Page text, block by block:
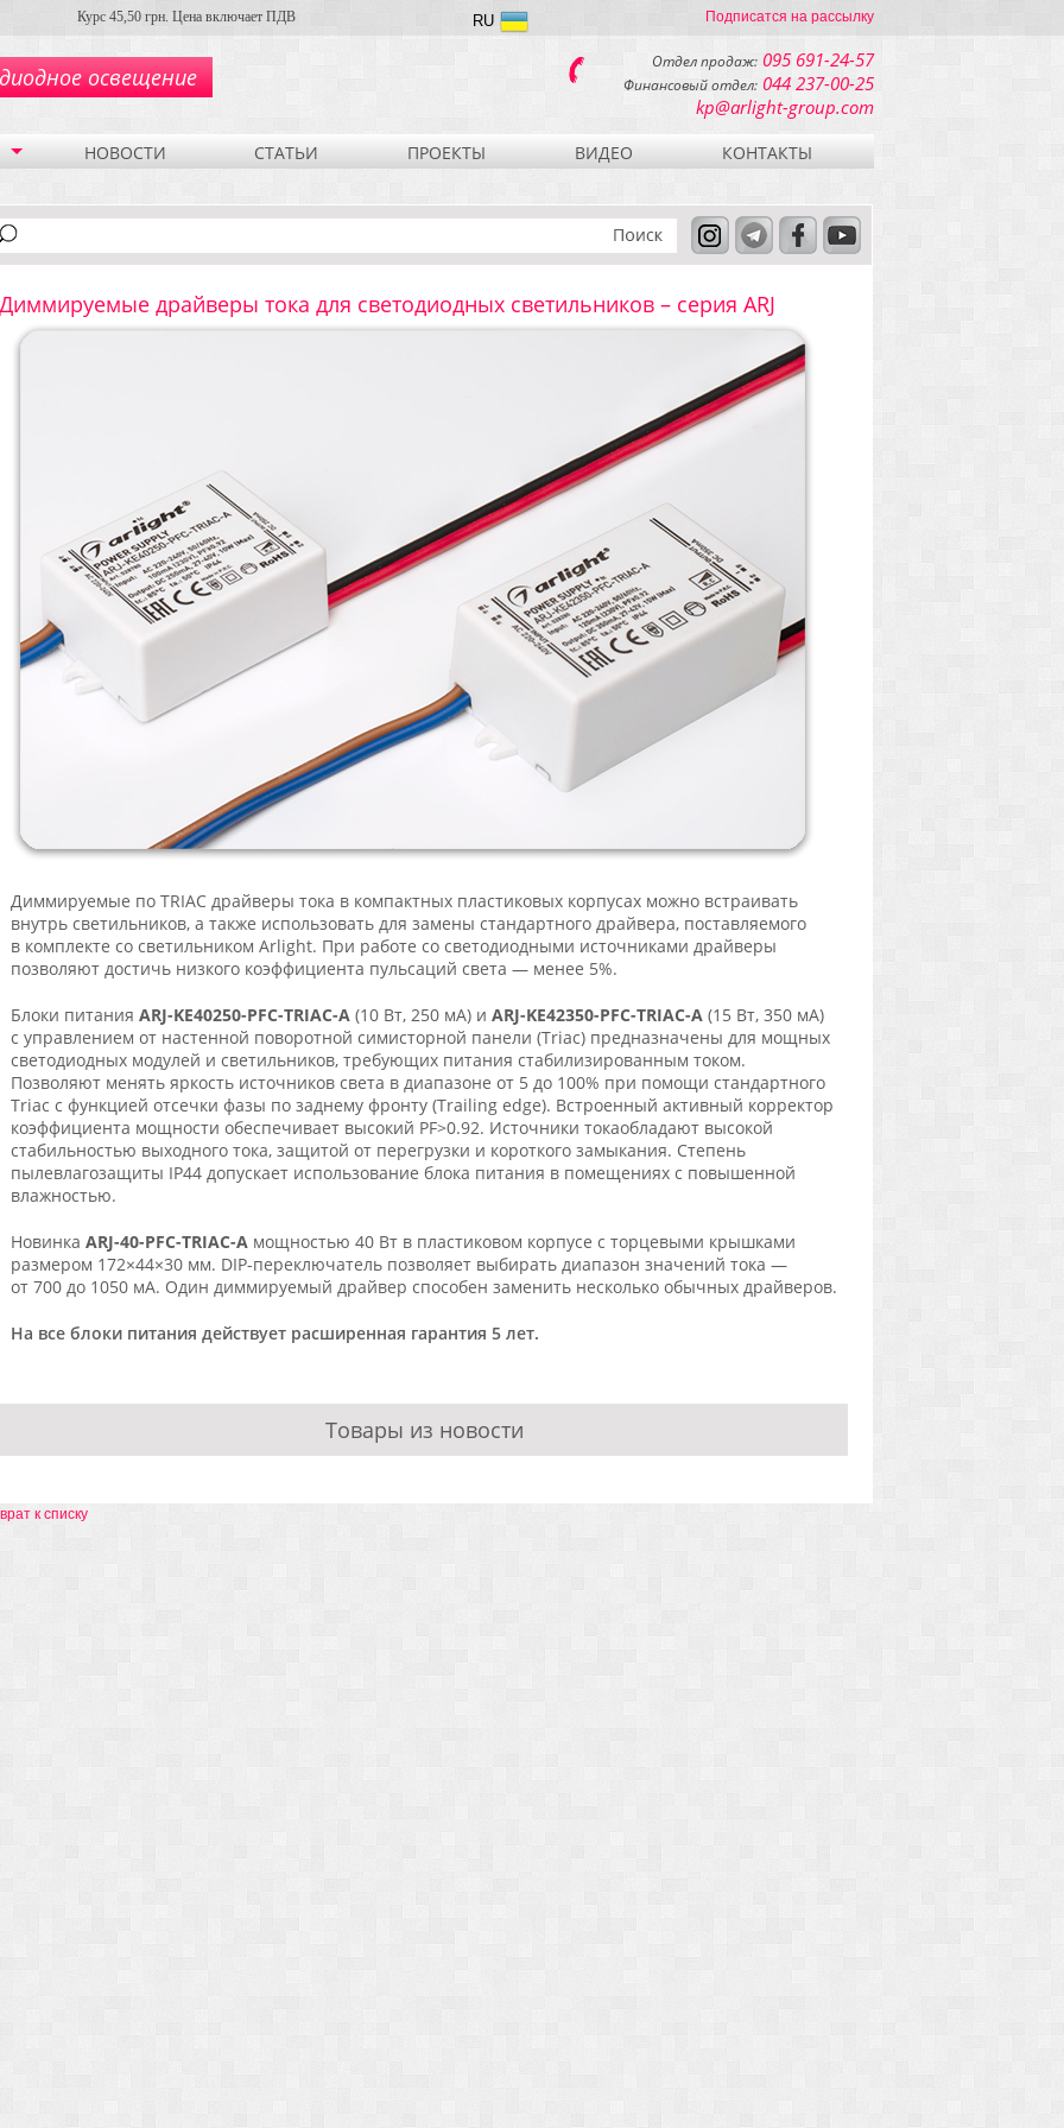
Курс 45,50 грн. Цена включает ПДВ Подписатся на рассылку
RU
освещение
Отдел продаж: 095 691-24-57
Финансовый отдел: 044 237-00-25
kp@arlight-group.com
НОВОСТИ СТАТЬИ ПРОЕКТЫ ВИДЕО КОНТАКТЫ
Диммируемые драйверы тока для светодиодных светильников – серия ARJ
Диммируемые по TRIAC драйверы тока в компактных пластиковых корпусах можно встраивать
внутрь светильников, а также использовать для замены стандартного драйвера, поставляемого
в комплекте со светильником Arlight. При работе со светодиодными источниками драйверы
позволяют достичь низкого коэффициента пульсаций света — менее 5%.
Блоки питания ARJ-KE40250-PFC-TRIAC-A (10 Вт, 250 мА) и ARJ-KE42350-PFC-TRIAC-A (15 Вт, 350 мА)
с управлением от настенной поворотной симисторной панели (Triac) предназначены для мощных
светодиодных модулей и светильников, требующих питания стабилизированным током.
Позволяют менять яркость источников света в диапазоне от 5 до 100% при помощи стандартного
Triac с функцией отсечки фазы по заднему фронту (Trailing edge). Встроенный активный корректор
коэффициента мощности обеспечивает высокий PF>0.92. Источники токаобладают высокой
стабильностью выходного тока, защитой от перегрузки и короткого замыкания. Степень
пылевлагозащиты IP44 допускает использование блока питания в помещениях с повышенной
влажностью.
Новинка ARJ-40-PFC-TRIAC-A мощностью 40 Вт в пластиковом корпусе с торцевыми крышками
размером 172×44×30 мм. DIP-переключатель позволяет выбирать диапазон значений тока —
от 700 до 1050 мА. Один диммируемый драйвер способен заменить несколько обычных драйверов.
На все блоки питания действует расширенная гарантия 5 лет.
Товары из новости
к списку